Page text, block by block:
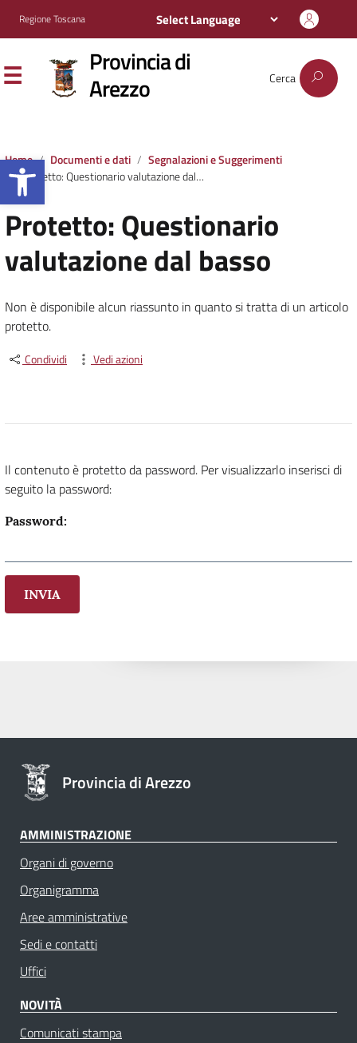
Apri la barra degli strumenti
Regione Toscana
Provincia di
Arezzo Cerca
Home Documenti e dati
Segnalazioni e Suggerimenti
Protetto: Questionario valutazione dal basso
Protetto: Questionario
valutazione dal basso
Non è disponibile alcun riassunto in quanto si tratta di un articolo
protetto.
Condividi Vedi azioni
Il contenuto è protetto da password. Per visualizzarlo inserisci di
seguito la password:
Password:
INVIA
Provincia di Arezzo
AMMINISTRAZIONE
Organi di governo
Organigramma
Aree amministrative
Sedi e contatti
Uffici
NOVITÀ
Comunicati stampa